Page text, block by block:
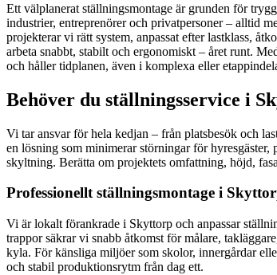
Ett välplanerat ställningsmontage är grunden för
industrier, entreprenörer och privatpersoner – alltid
projekterar vi rätt system, anpassat efter lastklass,
arbeta snabbt, stabilt och ergonomiskt – året runt.
och håller tidplanen, även i komplexa eller
Behöver du ställningsservice i
Vi tar ansvar för hela kedjan – från platsbesök och
en lösning som minimerar störningar för
skyltning. Berätta om projektets omfattning, höjd,
Professionellt ställningsmontage i
Vi är lokalt förankrade i Skyttorp och anpassar
trappor säkrar vi snabb åtkomst för målare,
kyla. För känsliga miljöer som skolor, innergårdar
och stabil produktionsrytm från dag ett.